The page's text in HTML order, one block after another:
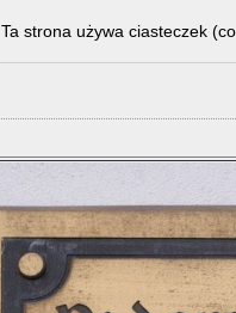
Ta strona używa ciasteczek